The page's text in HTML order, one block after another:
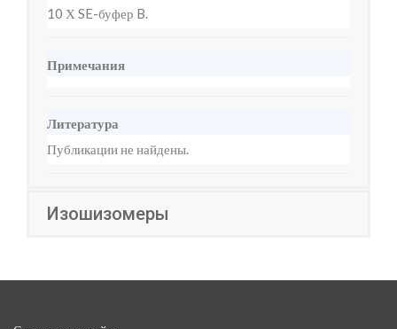
10 Х SE-буфер B.
Примечания
Литература
Публикации не найдены.
Изошизомеры